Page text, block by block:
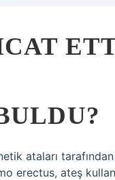
ataları
erectus, ateş